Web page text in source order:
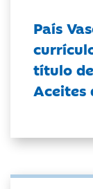
País
título
Aceites